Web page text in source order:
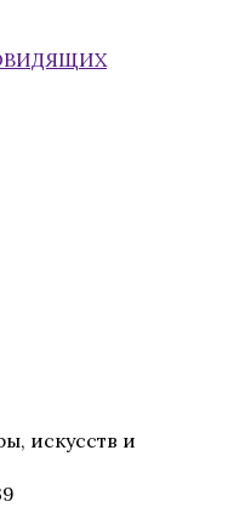
искусств и